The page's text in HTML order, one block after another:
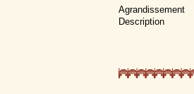
Agrandissement
Description